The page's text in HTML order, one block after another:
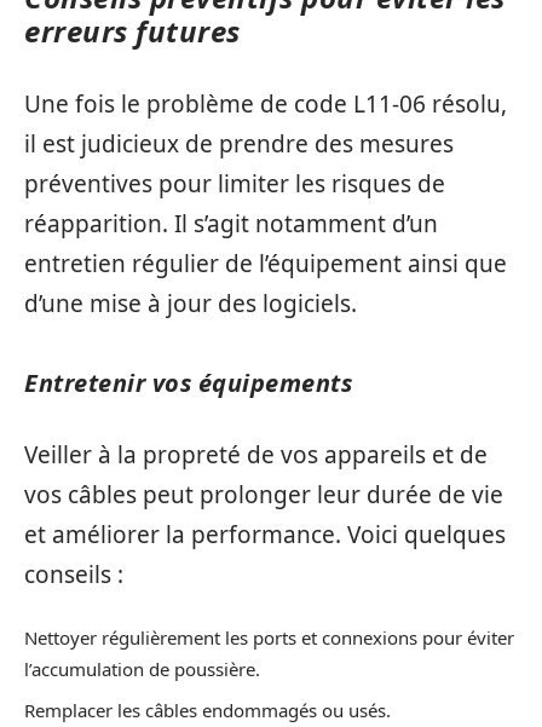
erreurs futures
Une fois le problème de code L11-06 résolu,
il est judicieux de prendre des mesures
préventives pour limiter les risques de
réapparition. Il s’agit notamment d’un
entretien régulier de l’équipement ainsi que
d’une mise à jour des logiciels.
Entretenir vos équipements
Veiller à la propreté de vos appareils et de
vos câbles peut prolonger leur durée de vie
et améliorer la performance. Voici quelques
conseils :
Nettoyer régulièrement les ports et connexions pour éviter
l’accumulation de poussière.
Remplacer les câbles endommagés ou usés.